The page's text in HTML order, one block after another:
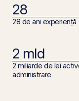
28
28 de ani experiență
2 mld
2 miliarde de lei
administrare